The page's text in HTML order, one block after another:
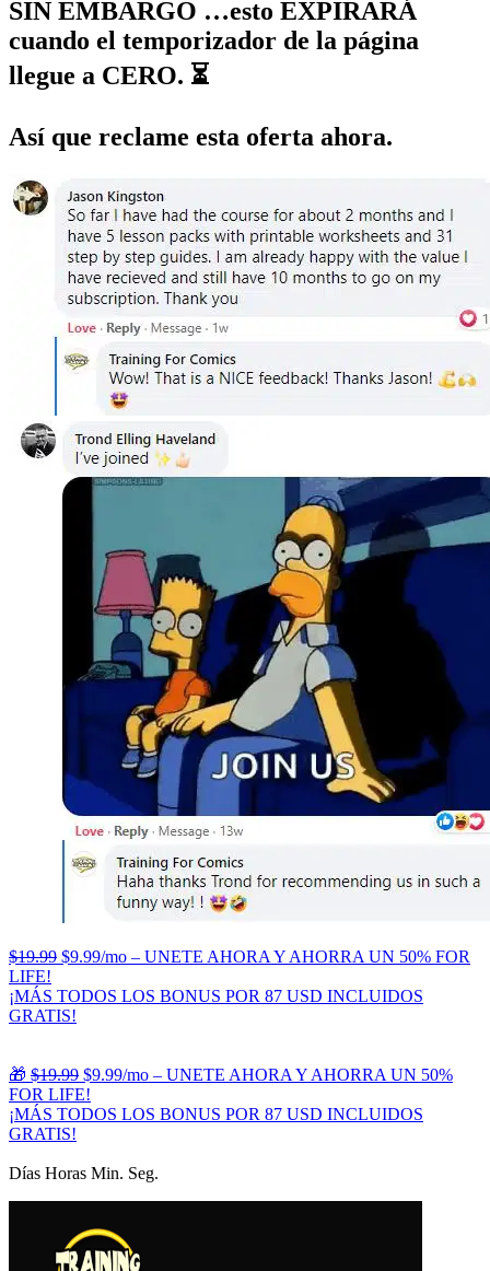
SIN EMBARGO …esto EXPIRARÁ
cuando el temporizador de la página
llegue a CERO. ⏳
Así que reclame esta oferta ahora.
$19.99 $9.99/mo – UNETE AHORA Y AHORRA UN 50% FOR
LIFE!
¡MÁS TODOS LOS BONUS POR 87 USD INCLUIDOS
GRATIS!
🎁 $19.99 $9.99/mo – UNETE AHORA Y AHORRA UN 50%
FOR LIFE!
¡MÁS TODOS LOS BONUS POR 87 USD INCLUIDOS
GRATIS!
Días Horas Min. Seg.